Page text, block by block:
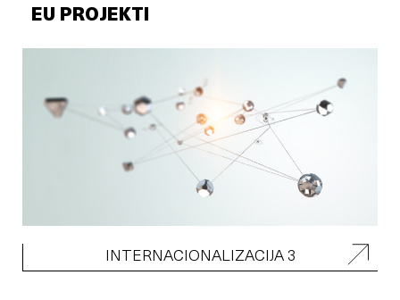
EU PROJEKTI
INTERNACIONALIZACIJA 3